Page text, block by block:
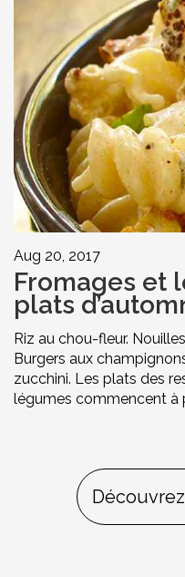
Aug 20, 2017
Fromages et
plats
Riz au chou-fleur.
Burgers aux
zucchini. Les plats des
légumes commencent à